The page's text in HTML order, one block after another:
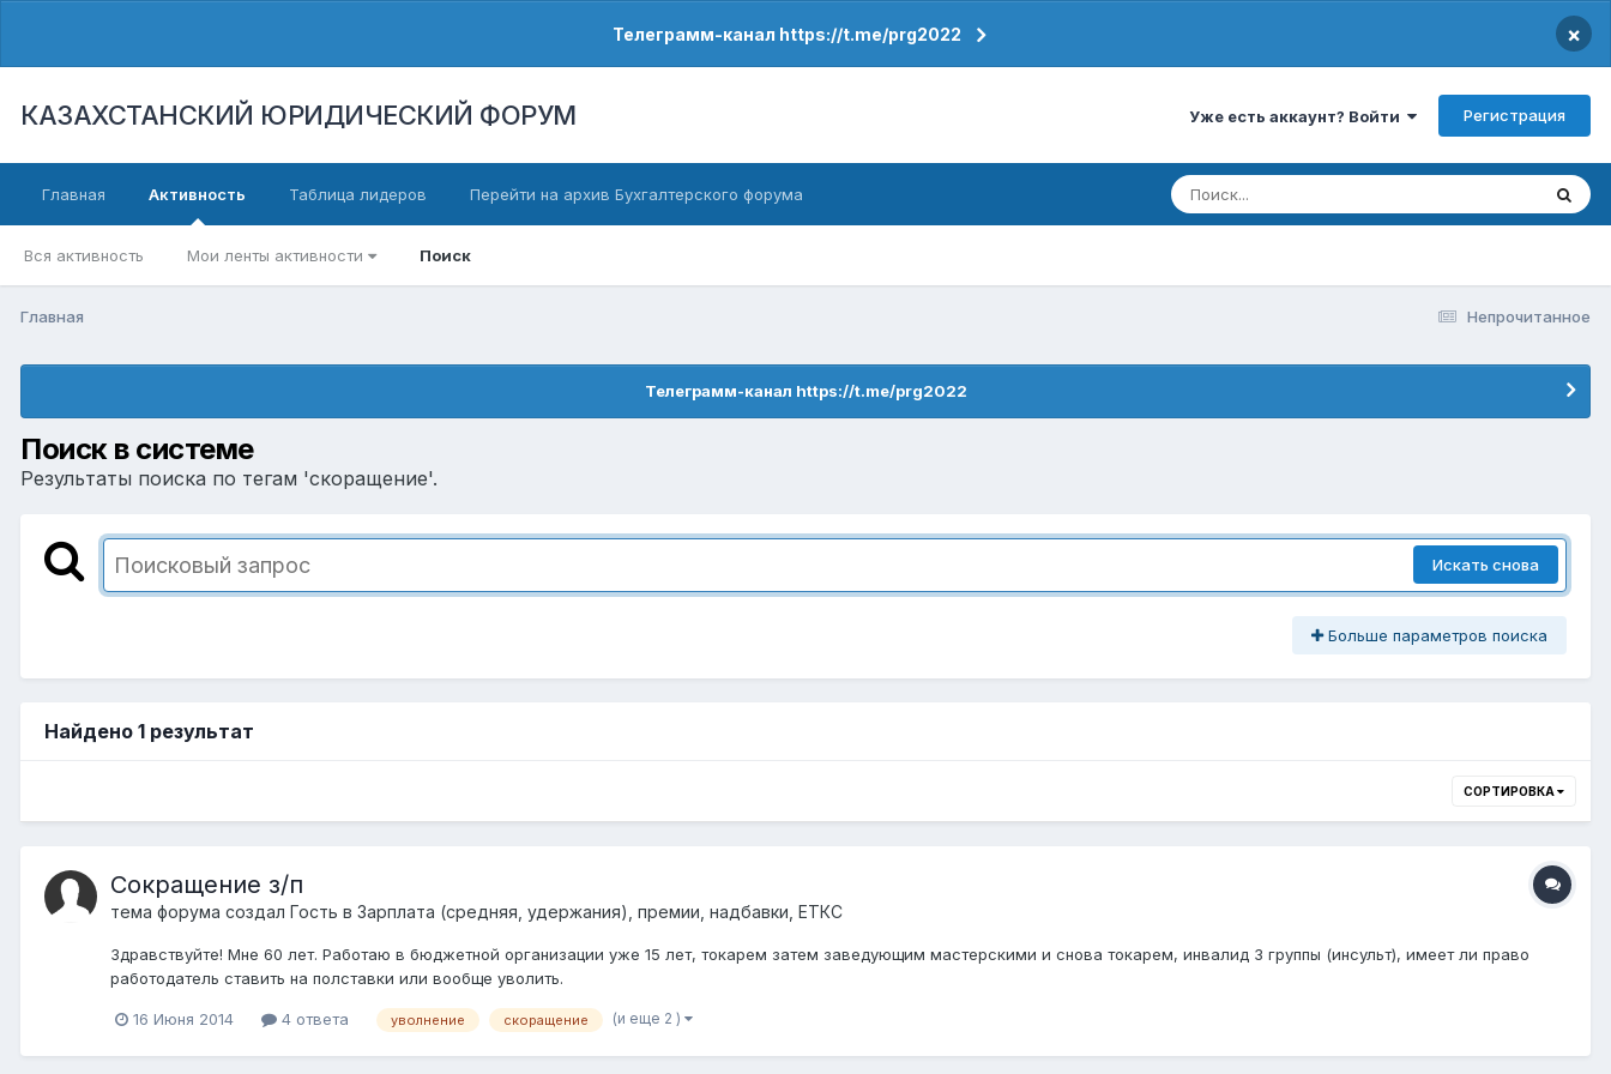
Телеграмм-канал https://t.me/prg2022 ×
КАЗАХСТАНСКИЙ ЮРИДИЧЕСКИЙ ФОРУМ Уже есть аккаунт? Войти Регистрация
Главная Активность
Вся активность Мои ленты активности Поиск
Таблица лидеров Перейти на архив Бухгалтерского форума
Непрочитанное
Главная
Телеграмм-канал https://t.me/prg2022
Поиск в системе
Результаты поиска по тегам 'скоращение'.
Искать снова
Больше параметров поиска
Найдено 1 результат
СОРТИРОВКА
Сокращение з/п
тема форума создал Гость в Зарплата (средняя, удержания), премии, надбавки, ЕТКС
Здравствуйте! Мне 60 лет. Работаю в бюджетной организации уже 15 лет, токарем затем заведующим мастерскими и снова токарем, инвалид 3 группы (инсульт), имеет ли право
работодатель ставить на полставки или вообще уволить.
16 Июня 2014 4 ответа уволнение скоращение (и еще 2 )